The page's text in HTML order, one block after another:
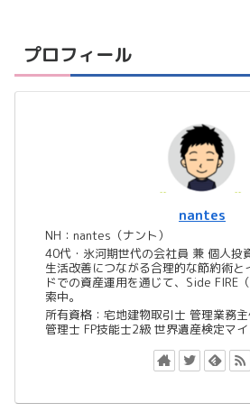
プロフィール
nantes
NH：nantes（ナント）
40代・氷河期世代の会社員 兼 個人投
生活改善につながる合理的な節約術と
ドでの資産運用を通じて、Side FIRE
索中。
所有資格：宅地建物取引士 管理業務
管理士 FP技能士2級 世界遺産検定マ